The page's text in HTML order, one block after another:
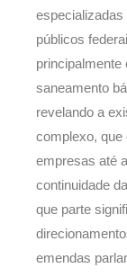
públicos
principalmente
saneamento
revelando a
complexo, que
empresas até
continuidade
que parte
emendas